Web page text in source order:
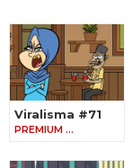
Viralisma #71
PREMIUM …